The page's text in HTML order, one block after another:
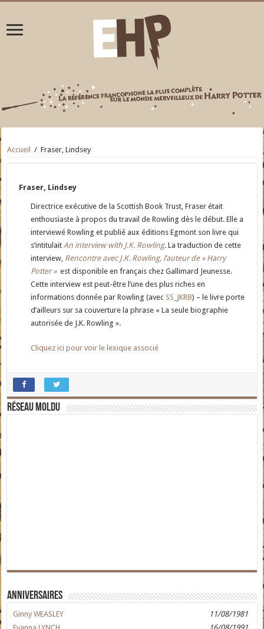
Accueil / Fraser, Lindsey
Fraser, Lindsey
Directrice exécutive de la Scottish Book Trust, Fraser était
enthousiaste à propos du travail de Rowling dès le début. Elle a
interviewé Rowling et publié aux éditions Egmont son livre qui
s’intitulaitAn interview with J.K. Rowling.La traduction de cette
interview, Rencontre avec J.K. Rowling, l’auteur de « Harry
Potter » est disponible en français chez Gallimard Jeunesse.
Cette interview est peut-être l’une des plus riches en
informations donnée par Rowling (avec SS_JKRB) – le livre porte
d’ailleurs sur sa couverture la phrase « La seule biographie
autorisée de J.K. Rowling ».
Cliquez ici pour voir le lexique associé
Réseau moldu
Anniversaires
Ginny WEASLEY
11/08/1981